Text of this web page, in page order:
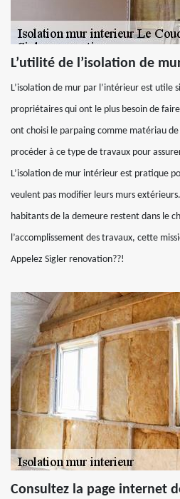
L’utilité de l’isolation de
L’isolation de mur par l’intérieur est utile
propriétaires qui ont le plus besoin de
ont choisi le parpaing comme matériau
procéder à ce type de travaux pour
L’isolation de mur intérieur est pratique
veulent pas modifier leurs murs
habitants de la demeure restent dans le
l’accomplissement des travaux, cette
Appelez Sigler renovation??!
Consultez la page internet